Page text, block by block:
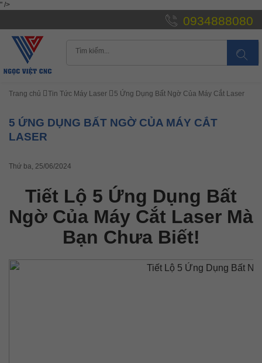
" />
0934888080
Trang chủ Tin Tức Máy Laser 5 Ứng Dụng Bất Ngờ Của Máy Cắt Laser
5 ỨNG DỤNG BẤT NGỜ CỦA MÁY CẮT
LASER
Thứ ba, 25/06/2024
Tiết Lộ 5 Ứng Dụng Bất
Ngờ Của Máy Cắt Laser Mà
Bạn Chưa Biết!